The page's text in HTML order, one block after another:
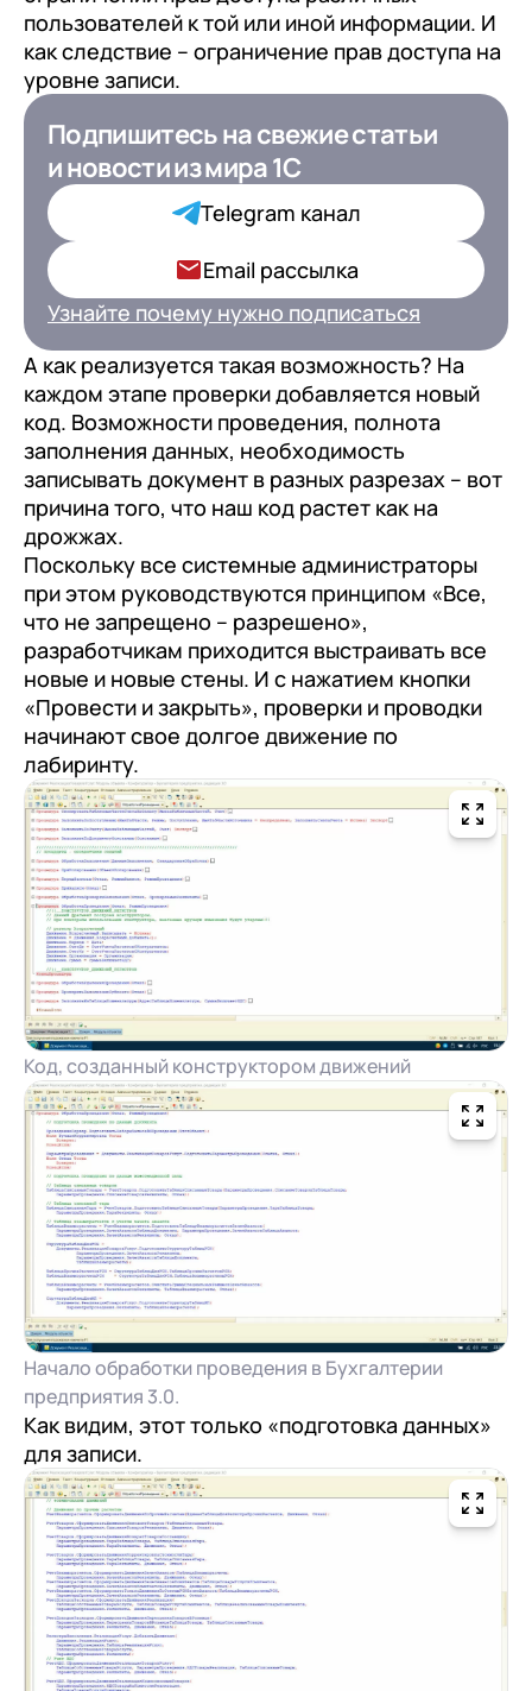
пользователей к той или иной информации. И
как следствие – ограничение прав доступа на
уровне записи.
Подпишитесь на свежие статьи
и новостииз мира 1С
Telegram канал
Email рассылка
Узнайте почему нужно подписаться
Подпишитесь на свежие статьи
и новостииз мира 1С для ИТ-
Директоров
Подписаться
на обработку персональных
данных
А как реализуется такая возможность? На
каждом этапе проверки добавляется новый
код. Возможности проведения, полнота
заполнения данных, необходимость
записывать документ в разных разрезах – вот
причина того, что наш код растет как на
дрожжах.
Поскольку все системные администраторы
при этом руководствуются принципом «Все,
что не запрещено – разрешено»,
разработчикам приходится выстраивать все
новые и новые стены. И с нажатием кнопки
«Провести и закрыть», проверки и проводки
начинают свое долгое движение по
лабиринту.
Код, созданный конструктором движений
Начало обработки проведения в Бухгалтерии
предприятия 3.0.
Как видим, этот только «подготовка данных»
для записи.